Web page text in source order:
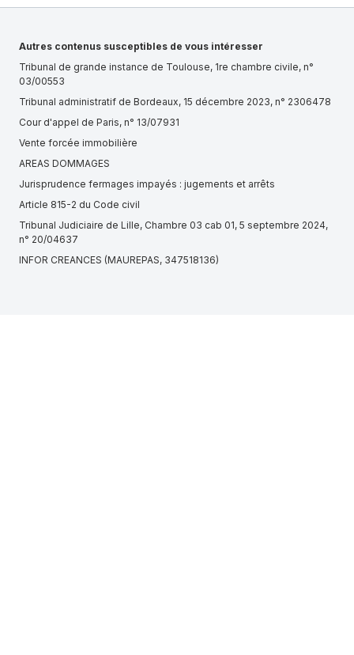
Autres contenus susceptibles de vous intéresser
Tribunal de grande instance de Toulouse, 1re chambre civile, n°
03/00553
Tribunal administratif de Bordeaux, 15 décembre 2023, n° 2306478
Cour d'appel de Paris, n° 13/07931
Vente forcée immobilière
AREAS DOMMAGES
Jurisprudence fermages impayés : jugements et arrêts
Article 815-2 du Code civil
Tribunal Judiciaire de Lille, Chambre 03 cab 01, 5 septembre 2024,
n° 20/04637
INFOR CREANCES (MAUREPAS, 347518136)